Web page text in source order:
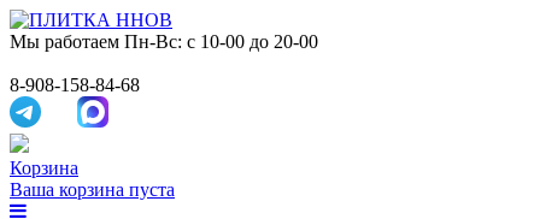
Мы работаем Пн-Вс: с 10-00 до 20-00
8-908-158-84-68
Корзина
Ваша корзина пуста